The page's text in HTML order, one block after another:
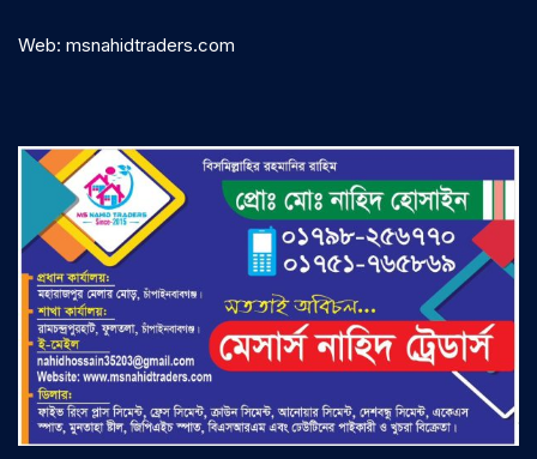
Web: msnahidtraders.com